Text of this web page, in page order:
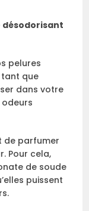
désodorisant
pelures
tant que
dans votre
de parfumer
Pour cela,
de soude
puissent